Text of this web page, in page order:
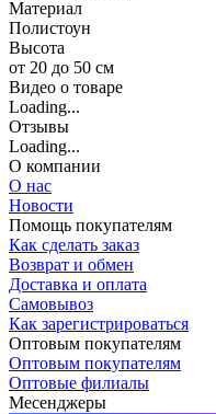
Материал
Полистоун
Высота
от 20 до 50 см
Видео о товаре
Loading...
Отзывы
Loading...
О компании
О нас
Новости
Помощь покупателям
Как сделать заказ
Возврат и обмен
Доставка и оплата
Самовывоз
Как зарегистрироваться
Оптовым покупателям
Оптовым покупателям
Оптовые филиалы
Месенджеры